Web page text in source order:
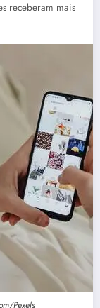
receberam mais
Pexels